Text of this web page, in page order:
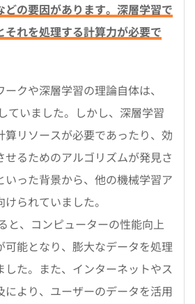
どの要因があります。深層学習で
それを処理する計算力が必要で
クや深層学習の理論自体は、
ていました。しかし、深層学習
算リソースが必要であったり、効
せるためのアルゴリズムが発見さ
いった背景から、他の機械学習ア
られていました。
と、コンピューターの性能向上
可能となり、膨大なデータを処理
した。また、インターネットやス
により、ユーザーのデータを活用